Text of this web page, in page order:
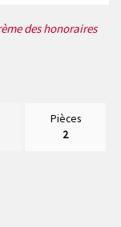
des honoraires
Pièces
2